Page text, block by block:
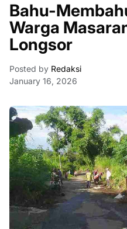
Bahu-
Warga
Longsor
Posted by Redaksi
January 16, 2026